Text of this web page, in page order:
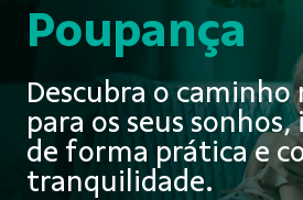
Poupança
Descubra o caminho
para os seus
de forma prática e
tranquilidade.